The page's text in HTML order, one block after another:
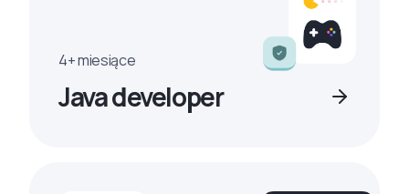
4+ miesiące
Java developer